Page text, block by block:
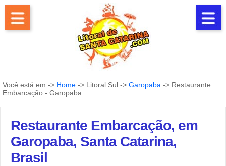
Você está em -> Home -> Litoral Sul -> Garopaba -> Restaurante
Embarcação - Garopaba
Restaurante Embarcação, em
Garopaba, Santa Catarina,
Brasil